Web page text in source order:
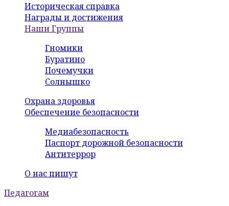
Историческая справка
Награды и достижения
Наши Группы
Гномики
Буратино
Почемучки
Солнышко
Охрана здоровья
Обеспечение безопасности
Медиабезопасность
Паспорт дорожной безопасности
Антитеррор
О нас пишут
Педагогам